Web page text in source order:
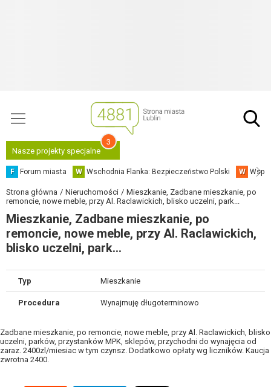
Nasze projekty specjalne
3
F Forum miasta W Wschodnia Flanka: Bezpieczeństwo Polski W
Strona główna Nieruchomości
Mieszkanie, Zadbane mieszkanie, po
remoncie, nowe meble, przy Al. Raclawickich, blisko uczelni, park...
Mieszkanie, Zadbane mieszkanie, po
remoncie, nowe meble, przy Al. Raclawickich,
blisko uczelni, park...
Typ Mieszkanie
Procedura Wynajmuję długoterminowo
Zadbane mieszkanie, po remoncie, nowe meble, przy Al. Raclawickich, blisko
uczelni, parków, przystanków MPK, sklepów, przychodni do wynajęcia od
zaraz. 2400zl/miesiac w tym czynsz. Dodatkowo opłaty wg liczników. Kaucja
zwrotna 2400.